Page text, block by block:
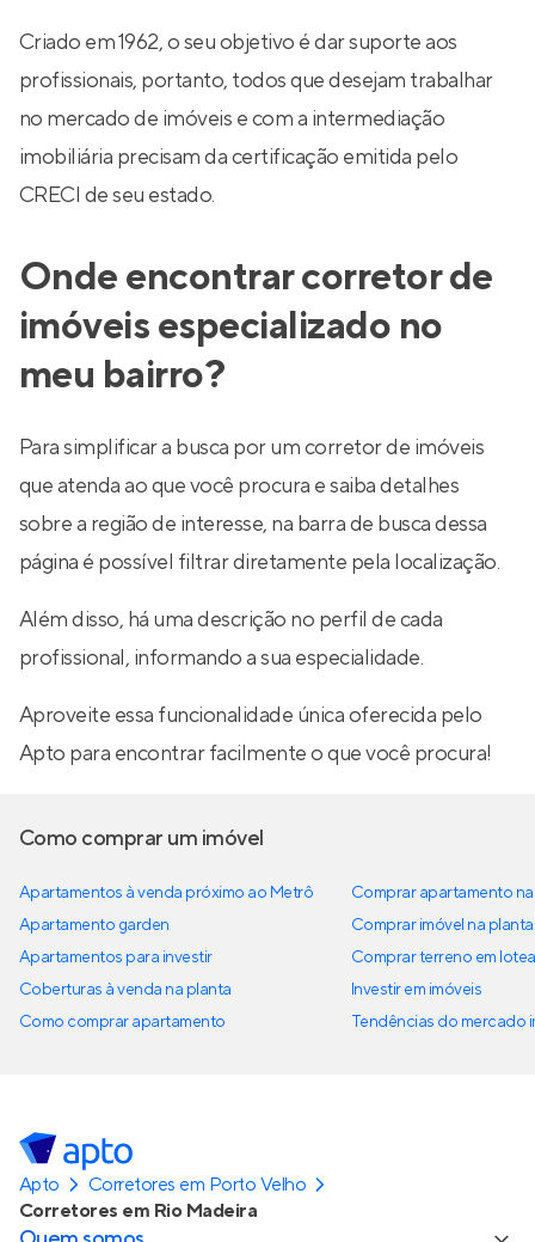
Criado em 1962, o seu objetivo é dar suporte aos
profissionais, portanto, todos que desejam trabalhar
no mercado de imóveis e com a intermediação
imobiliária precisam da certificação emitida pelo
CRECI de seu estado.
Onde encontrar corretor de
imóveis especializado no
meu bairro?
Para simplificar a busca por um corretor de imóveis
que atenda ao que você procura e saiba detalhes
sobre a região de interesse, na barra de busca dessa
página é possível filtrar diretamente pela localização.
Além disso, há uma descrição no perfil de cada
profissional, informando a sua especialidade.
Aproveite essa funcionalidade única oferecida pelo
Apto para encontrar facilmente o que você procura!
Como comprar um imóvel
Apartamentos à venda próximo ao Metrô
Apartamento garden
Apartamentos para investir
Coberturas à venda na planta
Como comprar apartamento
Comprar apartamento
Comprar imóvel na planta
Comprar terreno em
Investir em imóveis
Tendências do mercado
Apto
Corretores em Porto Velho
Corretores em Rio Madeira